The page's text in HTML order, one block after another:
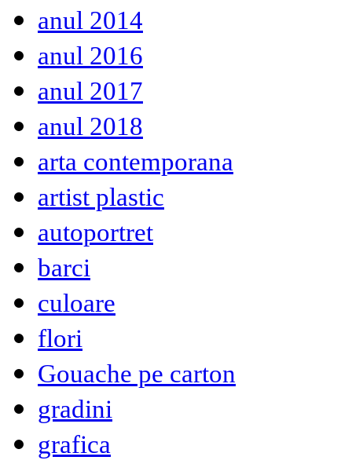
anul 2014
anul 2016
anul 2017
anul 2018
arta contemporana
artist plastic
autoportret
barci
culoare
flori
Gouache pe carton
gradini
grafica